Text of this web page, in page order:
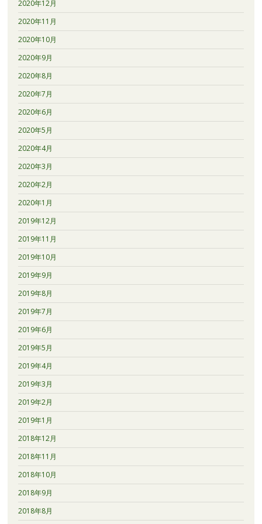
2020年12月
2020年11月
2020年10月
2020年9月
2020年8月
2020年7月
2020年6月
2020年5月
2020年4月
2020年3月
2020年2月
2020年1月
2019年12月
2019年11月
2019年10月
2019年9月
2019年8月
2019年7月
2019年6月
2019年5月
2019年4月
2019年3月
2019年2月
2019年1月
2018年12月
2018年11月
2018年10月
2018年9月
2018年8月